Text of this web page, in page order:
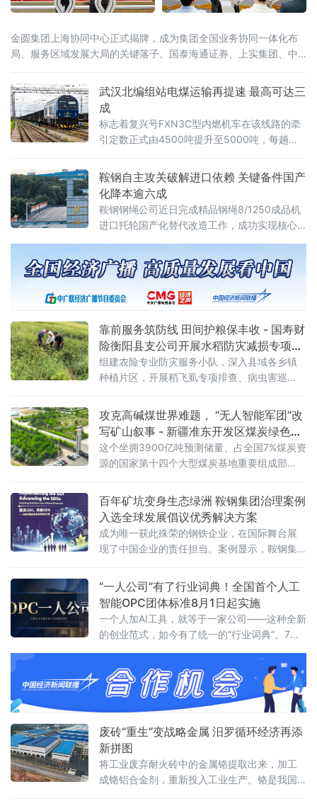
金圆集团上海协同中心正式揭牌，成为集团全国业务协同一体化布
局、服务区域发展大局的关键落子。国泰海通证券、上实集团、中
家金融机构，复旦大学、宁德时代等多家高校智库及产业合作伙伴
到场见证。上海是金融改革开放的前沿阵地，正加快推进上海国际
金融中心建设和长三角一体化发
武汉北编组站电煤运输再提速 最高可达三
成
标志着复兴号FXN3C型内燃机车在该线路的牵
引定数正式由4500吨提升至5000吨，每趟车
号FXN3C型内燃机车是我国自主研发的新一代
干线货运主力装备。2025年12月8日，
鞍钢自主攻关破解进口依赖 关键备件国产
化降本逾六成
鞍钢钢绳公司近日完成精品钢绳8/1250成品机
进口托轮国产化替代改造工作，成功实现核心
行提供坚实硬件保障。此举标志着鞍钢在关键
零部件国产化攻关领域取得新突破。据介绍，
8/1250成品机是该公司精品钢丝绳生产的核心
设备，其配套托轮此前长期依赖进口。进口托
引发产线停机，长期制约设备运行效
靠前服务筑防线 田间护粮保丰收 - 国寿财
险衡阳县支公司开展水稻防灾减损专项行
动
组建农险专业防灾服务小队，深入县域各乡镇
种植片区，开展稻飞虱专项排查、病虫害巡
行动，将风控关口前移，变灾后被动理赔为灾
前主动防控，全力守护农户种粮收益。 在田间
地头，工作
攻克高碱煤世界难题， “无人智能军团”改
写矿山叙事 - 新疆准东开发区煤炭绿色智
能转型驶入深水区
这个坐拥3900亿吨预测储量、占全国7%煤炭资
源的国家第十四个大型煤炭基地重要组成部
脖子”难题到加快无人矿卡规模化落地，在“十五
五”开局之年交出一份绿色化、智能化转型的硬
核答卷。
百年矿坑变身生态绿洲 鞍钢集团治理案例
入选全球发展倡议优秀解决方案
成为唯一获此殊荣的钢铁企业，在国际舞台展
现了中国企业的责任担当。案例显示，鞍钢集
“一人公司”有了行业词典！全国首个人工
智能OPC团体标准8月1日起实施
一个人加AI工具，就等于一家公司——这种全新
的创业范式，如今有了统一的“行业词典”。7月3
经济与智慧城市促进会牵头，联合杭州市上城
区科技经信局、阿里云等14家单位共同编制的
《人工智能OPC术语》团体标准正式发布，将
于8月1日起实施。这是国内首个聚焦人工智能
OPC（One Person Company，一人公司）领
域的术语类标
废砖“重生”变战略金属 汨罗循环经济再添
新拼图
将工业废弃耐火砖中的金属铬提取出来，加工
成铬铝合金剂，重新投入工业生产。铬是我国